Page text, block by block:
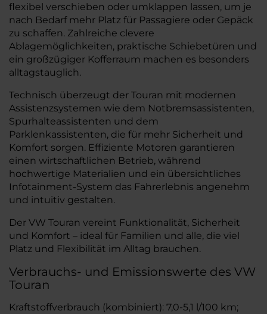
flexibel verschieben oder umklappen lassen, um je
nach Bedarf mehr Platz für Passagiere oder Gepäck
zu schaffen. Zahlreiche clevere
Ablagemöglichkeiten, praktische Schiebetüren und
ein großzügiger Kofferraum machen es besonders
alltagstauglich.
Technisch überzeugt der Touran mit modernen
Assistenzsystemen wie dem Notbremsassistenten,
Spurhalteassistenten und dem
Parklenkassistenten, die für mehr Sicherheit und
Komfort sorgen. Effiziente Motoren garantieren
einen wirtschaftlichen Betrieb, während
hochwertige Materialien und ein übersichtliches
Infotainment-System das Fahrerlebnis angenehm
und intuitiv gestalten.
Der VW Touran vereint Funktionalität, Sicherheit
und Komfort – ideal für Familien und alle, die viel
Platz und Flexibilität im Alltag brauchen.
Verbrauchs- und Emissionswerte des VW
Touran
Kraftstoffverbrauch (kombiniert): 7,0-5,1 l/100 km;